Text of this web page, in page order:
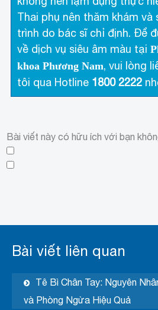
Thai phụ nên thăm khám và
trình do bác sĩ chỉ định. Để
về dịch vụ siêu âm màu tại
khoa Phương Nam, vui lòng
tôi qua Hotline 1800 2222
Bài viết này có hữu ích với bạn
Bài viết liên quan
Tê Bì Chân Tay: Nguyên
và Phòng Ngừa Hiệu Quả